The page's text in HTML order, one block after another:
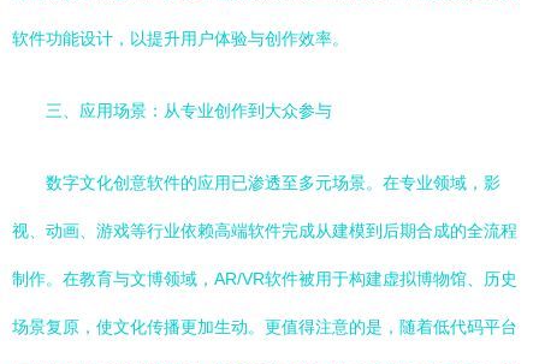
软件功能设计，以提升用户体验与创作效率。
三、应用场景：从专业创作到大众参与
数字文化创意软件的应用已渗透至多元场景。在专业领域，影
视、动画、游戏等行业依赖高端软件完成从建模到后期合成的全流程
制作。在教育与文博领域，AR/VR软件被用于构建虚拟博物馆、历史
场景复原，使文化传播更加生动。更值得注意的是，随着低代码平台